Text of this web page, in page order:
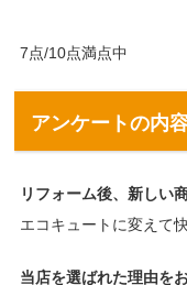
7点/10点満点中
アンケートの内
リフォーム後、新しい
エコキュートに変えて
当店を選ばれた理由を